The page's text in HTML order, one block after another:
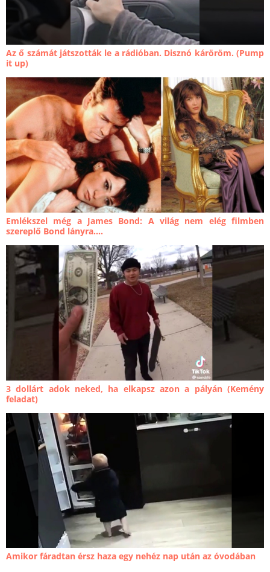
Az ő számát játszották le a rádióban. Disznó káröröm. (Pump
it up)
Emlékszel még a James Bond: A világ nem elég filmben
szereplő Bond lányra....
3 dollárt adok neked, ha elkapsz azon a pályán (Kemény
feladat)
Amikor fáradtan érsz haza egy nehéz nap után az óvodában